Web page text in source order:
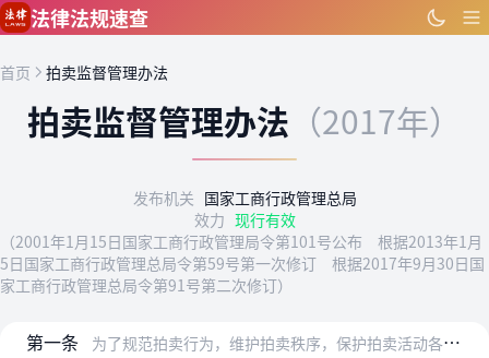
跳到主要内容
法律法规速查
首页 拍卖监督管理办法
拍卖监督管理办法 （2017年）
发布机关 国家工商行政管理总局
效力 现行有效
（2001年1月15日国家工商行政管理局令第101号公布 根据2013年1月
5日国家工商行政管理总局令第59号第一次修订 根据2017年9月30日国
家工商行政管理总局令第91号第二次修订）
第一条 为了规范拍卖行为，维护拍卖秩序，保护拍卖活动各方当事人的合法权益，根据《中华人民共和国拍卖法》等法律法规，制定本办法。